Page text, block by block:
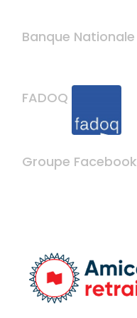
Banque Nationale
FADOQ
Groupe Facebook